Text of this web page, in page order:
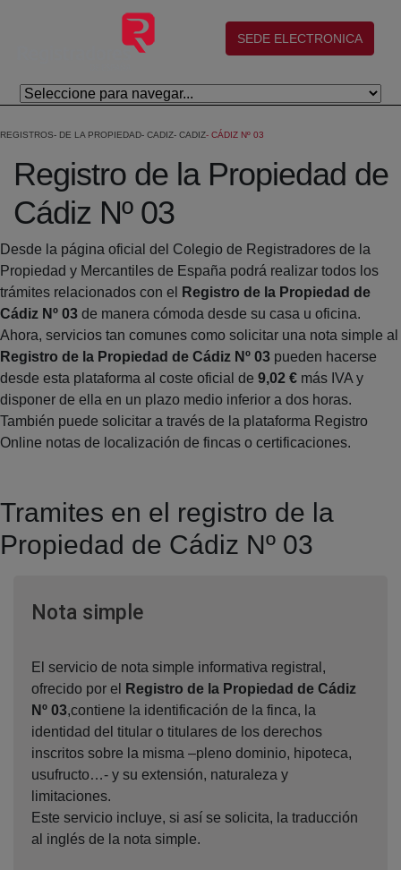
Salta al contingut principal
(abre en nueva ventana)
SEDE ELECTRONICA
REGISTROS DE LA PROPIEDAD CADIZ CADIZ CÁDIZ Nº 03
Registro de la Propiedad de
Cádiz Nº 03
Desde la página oficial del Colegio de Registradores de la
Propiedad y Mercantiles de España podrá realizar todos los
trámites relacionados con el
Registro de la Propiedad de
Cádiz Nº 03 de manera cómoda desde su casa u oficina.
Ahora, servicios tan comunes como solicitar una nota simple al
Registro de la Propiedad de Cádiz Nº 03 pueden hacerse
desde esta plataforma al coste oficial de 9,02 € más IVA y
disponer de ella en un plazo medio inferior a dos horas.
También puede solicitar a través de la plataforma Registro
Online notas de localización de fincas o certificaciones.
Tramites en el registro de la
Propiedad de Cádiz Nº 03
Nota simpleVentana nueva
El servicio de nota simple informativa registral,
ofrecido por el
Registro de la Propiedad de Cádiz
Nº 03,contiene la identificación de la finca, la
identidad del titular o titulares de los derechos
inscritos sobre la misma –pleno dominio, hipoteca,
usufructo…- y su extensión, naturaleza y
limitaciones.
Este servicio incluye, si así se solicita, la traducción
al inglés de la nota simple.